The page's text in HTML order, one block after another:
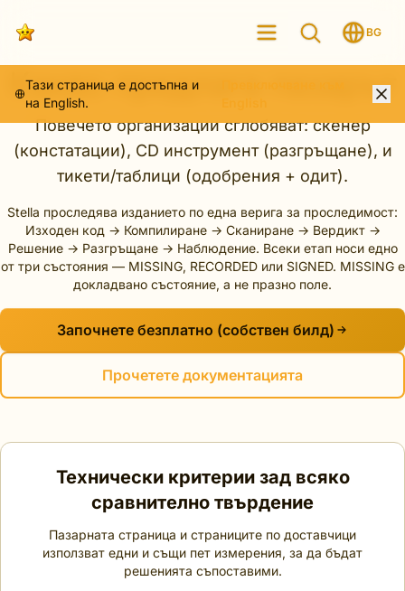
BG
Какво предлага пазарът
Повечето организации сглобяват: скенер
(констатации), CD инструмент (разгръщане), и
тикети/таблици (одобрения + одит).
Stella проследява изданието по една верига за проследимост:
Изходен код → Компилиране → Сканиране → Вердикт →
Решение → Разгръщане → Наблюдение. Всеки етап носи едно
от три състояния — MISSING, RECORDED или SIGNED. MISSING е
докладвано състояние, а не празно поле.
Започнете безплатно (собствен билд)
Прочетете документацията
Технически критерии зад всяко
сравнително твърдение
Пазарната страница и страниците по доставчици
използват едни и същи пет измерения, за да бъдат
решенията съпоставими.
Тази страница е достъпна и
на English.